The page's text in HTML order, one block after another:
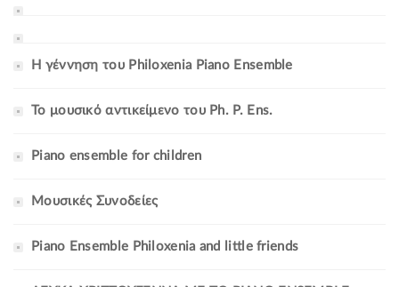
Η γέννηση του Philoxenia Piano Ensemble
Το μουσικό αντικείμενο του Ph. P. Ens.
Piano ensemble for children
Mουσικές Συνοδείες
Piano Ensemble Philoxenia and little friends